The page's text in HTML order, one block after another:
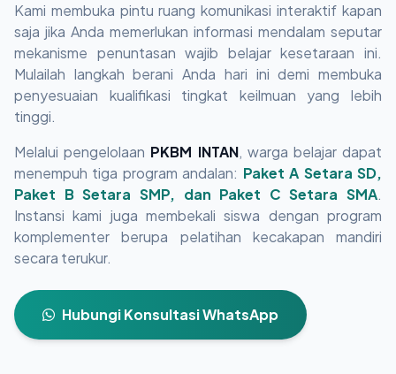
Kami membuka pintu ruang komunikasi interaktif kapan
saja jika Anda memerlukan informasi mendalam seputar
mekanisme penuntasan wajib belajar kesetaraan ini.
Mulailah langkah berani Anda hari ini demi membuka
penyesuaian kualifikasi tingkat keilmuan yang lebih
tinggi.
Melalui pengelolaan PKBM INTAN, warga belajar dapat
menempuh tiga program andalan: Paket A Setara SD,
Paket B Setara SMP, dan Paket C Setara SMA.
Instansi kami juga membekali siswa dengan program
komplementer berupa pelatihan kecakapan mandiri
secara terukur.
Hubungi Konsultasi WhatsApp